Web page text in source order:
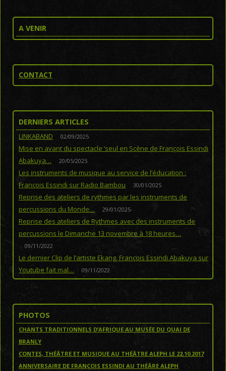
A VENIR
CONTACT
DERNIERS ARTICLES
LINKABAND 02/09/2025
Mise en avant du spectacle ‘seul en Scène de François Essindi
Abakuya…
20/05/2025
Les instruments de musique au service de l’éducation :
François Essindi sur Radio Bambou
30/01/2025
Reprise des ateliers de rythmes par les instruments de
percussions du Monde…
29/01/2025
Reprise des ateliers de Rythmes avec des instruments de
percussions le Dimanche 13 novembre à 18 heures…
09/11/2022
Le dernier Clip de l’artiste Ekang, François Essindi Abakuya sur
Youtube fait mal…
09/11/2022
PHOTOS
CHANTS TRADITIONNELS D’AFRIQUE AU MUSÉE DU QUAI DE
BRANLY
CONTES, THÉÂTRE ET MUSIQUE AU THÉÂTRE ALEPH LE 22.10.2017
ANNIVERSAIRE DE FRANÇOIS ESSINDI AU THÉÂRE ALEPH